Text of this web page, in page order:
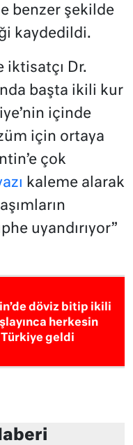
benzer şekilde
kaydedildi.
iktisatçı Dr.
başta ikili kur
içinde
için ortaya
çok
kaleme alarak
uyandırıyor”
döviz bitip ikili
herkesin
Türkiye geldi